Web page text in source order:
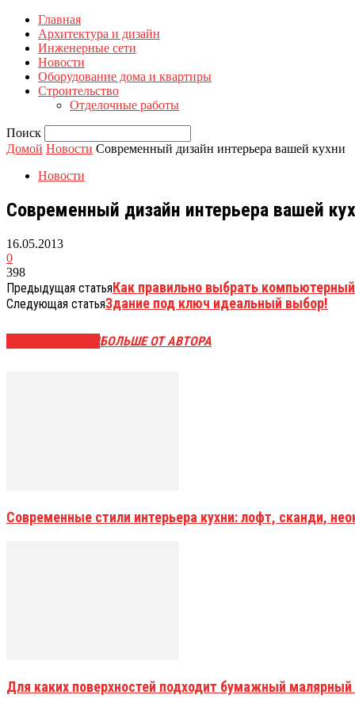
Главная
Архитектура и дизайн
Инженерные сети
Новости
Оборудование дома и квартиры
Строительство
Отделочные работы
Поиск
Домой Новости Современный дизайн интерьера вашей кухни
Новости
Современный дизайн интерьера вашей
16.05.2013
0
398
Предыдущая статьяКак правильно выбрать
Следующая статьяЗдание под ключ идеальный выбор!
БОЛЬШЕ ОТ АВТОРА
Современные стили интерьера кухни: лофт, сканди,
Для каких поверхностей подходит бумажный малярный